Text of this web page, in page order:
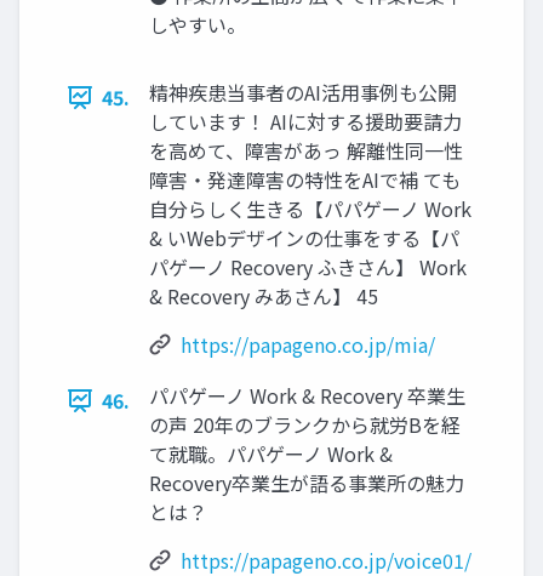
しやすい。
45.
精神疾患当事者のAI活用事例も公開
しています！ AIに対する援助要請力
を高めて、障害があっ 解離性同一性
障害・発達障害の特性をAIで補 ても
自分らしく生きる【パパゲーノ Work
& いWebデザインの仕事をする【パ
パゲーノ Recovery ふきさん】 Work
& Recovery みあさん】 45
https://papageno.co.jp/mia/
46.
パパゲーノ Work & Recovery 卒業生
の声 20年のブランクから就労Bを経
て就職。パパゲーノ Work &
Recovery卒業生が語る事業所の魅力
とは？
https://papageno.co.jp/voice01/